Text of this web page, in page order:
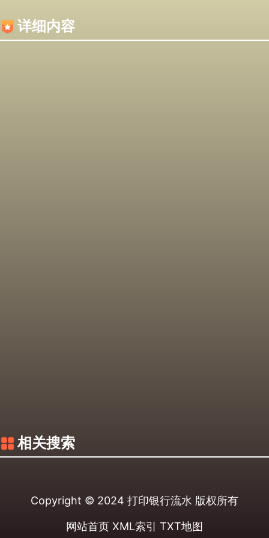
详细内容
相关搜索
Copyright © 2024 打印银行流水 版权所有
网站首页 XML索引 TXT地图